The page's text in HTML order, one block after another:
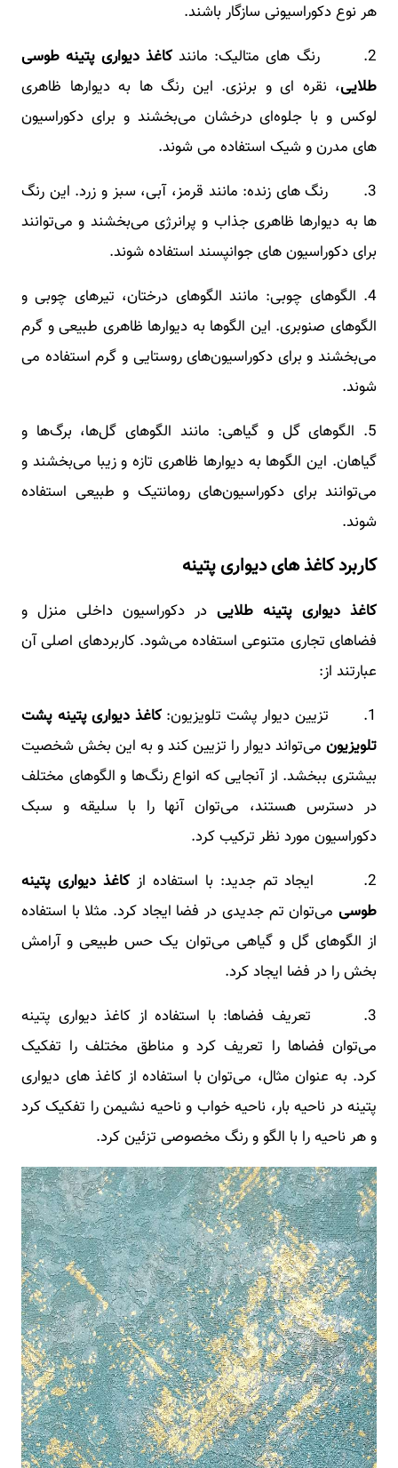
هر نوع دکوراسیونی سازگار باشند.
2. رنگ ‌های متالیک: مانند
کاغذ دیواری پتینه طوسی
طلایی، نقره‌ ای و برنزی. این رنگ‌ ها به دیوارها ظاهری
لوکس و با جلوه‌ای درخشان می‌بخشند و برای دکوراسیون
‌های مدرن و شیک استفاده می شوند.
3. رنگ‌ های زنده: مانند قرمز، آبی، سبز و زرد. این رنگ
‌ها به دیوارها ظاهری جذاب و پرانرژی می‌بخشند و می‌توانند
برای دکوراسیون‌ های جوانپسند استفاده شوند.
4. الگوهای چوبی: مانند الگوهای درختان، تیرهای چوبی و
الگوهای صنوبری. این الگوها به دیوارها ظاهری طبیعی و گرم
می‌بخشند و برای دکوراسیون‌های روستایی و گرم استفاده می
شوند.
5. الگوهای گل و گیاهی: مانند الگوهای گل‌ها، برگ‌ها و
گیاهان. این الگوها به دیوارها ظاهری تازه و زیبا می‌بخشند و
می‌توانند برای دکوراسیون‌های رومانتیک و طبیعی استفاده
شوند.
کاربرد کاغذ های دیواری پتینه
کاغذ دیواری پتینه طلایی در دکوراسیون داخلی منزل و
فضاهای تجاری متنوعی استفاده می‌شود. کاربردهای اصلی آن
عبارتند از:
1. تزیین دیوار پشت تلویزیون:
کاغذ دیواری پتینه پشت
تلویزیون می‌تواند دیوار را تزیین کند و به این بخش شخصیت
بیشتری ببخشد. از آنجایی که انواع رنگ‌ها و الگوهای مختلف
در دسترس هستند، می‌توان آنها را با سلیقه و سبک
دکوراسیون مورد نظر ترکیب کرد.
2. ایجاد تم جدید: با استفاده از
کاغذ دیواری پتینه
طوسی می‌توان تم جدیدی در فضا ایجاد کرد. مثلا با استفاده
از الگوهای گل و گیاهی می‌توان یک حس طبیعی و آرامش
بخش را در فضا ایجاد کرد.
3. تعریف فضاها: با استفاده از کاغذ دیواری پتینه
می‌توان فضاها را تعریف کرد و مناطق مختلف را تفکیک
کرد. به عنوان مثال، می‌توان با استفاده از کاغذ های دیواری
پتینه در ناحیه بار، ناحیه خواب و ناحیه نشیمن را تفکیک کرد
و هر ناحیه را با الگو و رنگ مخصوصی تزئین کرد.